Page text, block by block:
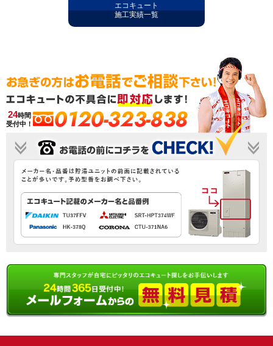
エコキュート
施工実績一覧
24時間
受付中！
0120-323-838